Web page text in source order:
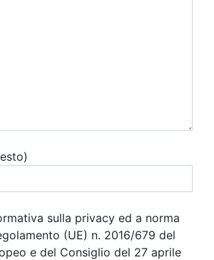
sulla privacy ed a norma
(UE) n. 2016/679 del
e del Consiglio del 27 aprile